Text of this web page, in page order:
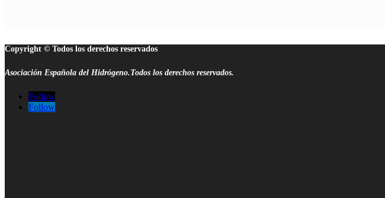
Copyright © Todos los derechos reservados
Asociación Española del Hidrógeno.Todos los derechos reservados.
Follow
Follow